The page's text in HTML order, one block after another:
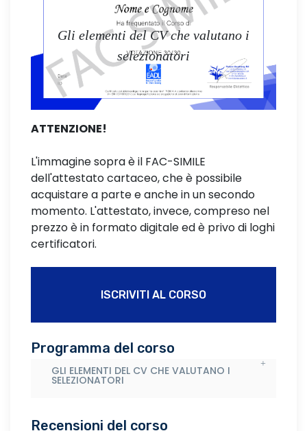
Gli elementi del CV che valutano i
selezionatori
ATTENZIONE!
L'immagine sopra è il FAC-SIMILE
dell'attestato cartaceo, che è possibile
acquistare a parte e anche in un secondo
momento. L'attestato, invece, compreso nel
prezzo è in formato digitale ed è privo di loghi
certificatori.
ISCRIVITI AL CORSO
Programma del corso
GLI ELEMENTI DEL CV CHE VALUTANO I
SELEZIONATORI
Recensioni del corso